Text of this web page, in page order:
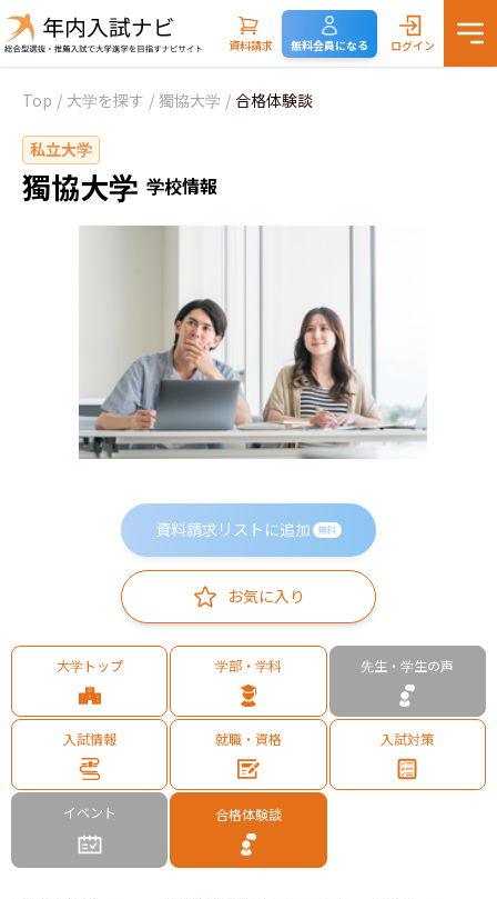
資料請求 無料会員になる ログイン
Top / 大学を探す / 獨協大学 / 合格体験談
私立大学
獨協大学 学校情報
資料請求リストに追加 無料
お気に入り
大学トップ 学部・学科 先生・学生の声
入試情報 就職・資格 入試対策
イベント 合格体験談